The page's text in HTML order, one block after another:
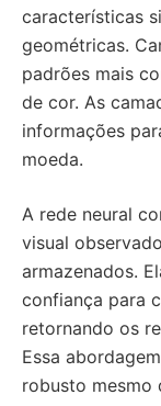
características
geométricas.
padrões mais
de cor. As
informações
moeda.
A rede neural
visual
armazenados.
confiança para
retornando os
Essa
robusto mesmo